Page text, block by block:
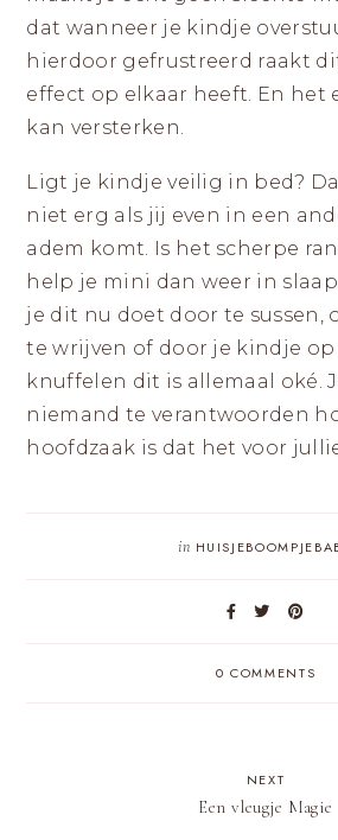
dat wanneer je kindje
hierdoor gefrustreerd raakt
effect op elkaar heeft. En het
kan versterken.
Ligt je kindje veilig in bed?
niet erg als jij even in een
adem komt. Is het scherpe
help je mini dan weer in
je dit nu doet door te sussen,
te wrijven of door je kindje
knuffelen dit is allemaal oké.
niemand te verantwoorden
hoofdzaak is dat het voor
in
0 COMMENTS
NEXT
Een vleugje Magie